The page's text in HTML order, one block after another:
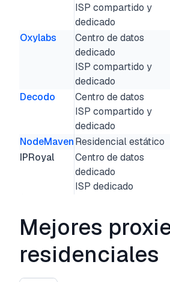
ISP compartido y
dedicado
Oxylabs
Centro de datos
dedicado
ISP compartido y
dedicado
Decodo
Centro de datos
ISP compartido y
dedicado
NodeMavenResidencial estático
IPRoyal
Centro de datos
dedicado
ISP dedicado
Mejores
residenciales